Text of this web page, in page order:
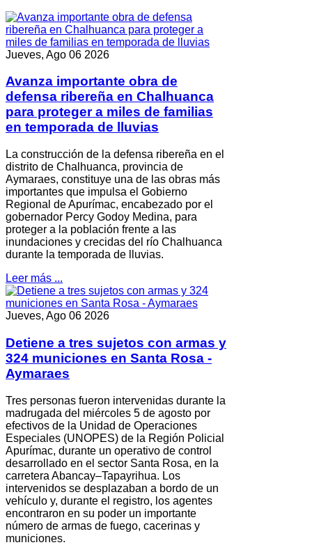
Jueves, Ago 06 2026
Avanza importante obra de
defensa ribereña en Chalhuanca
para proteger a miles de familias
en temporada de lluvias
La construcción de la defensa ribereña en el
distrito de Chalhuanca, provincia de
Aymaraes, constituye una de las obras más
importantes que impulsa el Gobierno
Regional de Apurímac, encabezado por el
gobernador Percy Godoy Medina, para
proteger a la población frente a las
inundaciones y crecidas del río Chalhuanca
durante la temporada de lluvias.
Leer más ...
Jueves, Ago 06 2026
Detiene a tres sujetos con armas y
324 municiones en Santa Rosa -
Aymaraes
Tres personas fueron intervenidas durante la
madrugada del miércoles 5 de agosto por
efectivos de la Unidad de Operaciones
Especiales (UNOPES) de la Región Policial
Apurímac, durante un operativo de control
desarrollado en el sector Santa Rosa, en la
carretera Abancay–Tapayrihua. Los
intervenidos se desplazaban a bordo de un
vehículo y, durante el registro, los agentes
encontraron en su poder un importante
número de armas de fuego, cacerinas y
municiones.